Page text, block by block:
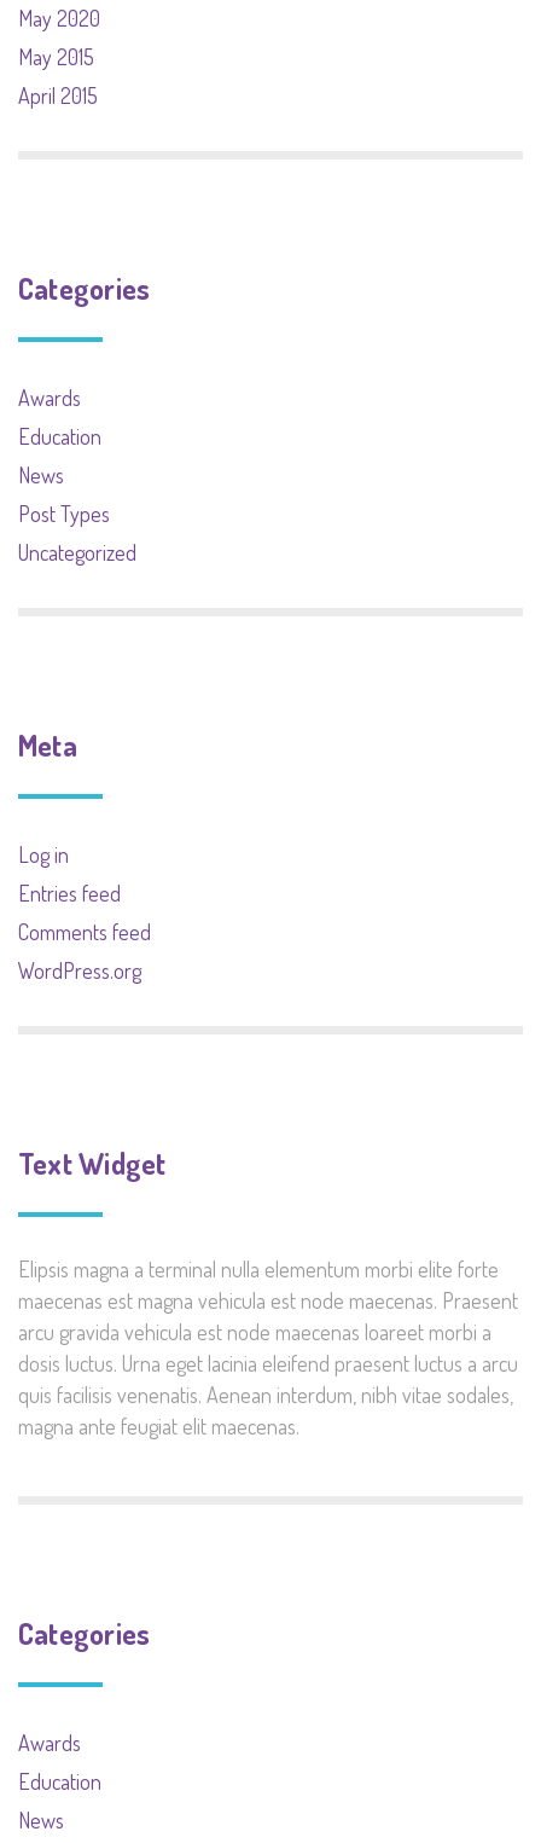
May 2020
May 2015
April 2015
Categories
Awards
Education
News
Post Types
Uncategorized
Meta
Log in
Entries feed
Comments feed
WordPress.org
Text Widget
Elipsis magna a terminal nulla elementum morbi elite forte
maecenas est magna vehicula est node maecenas. Praesent
arcu gravida vehicula est node maecenas loareet morbi a
dosis luctus. Urna eget lacinia eleifend praesent luctus a arcu
quis facilisis venenatis. Aenean interdum, nibh vitae sodales,
magna ante feugiat elit maecenas.
Categories
Awards
Education
News